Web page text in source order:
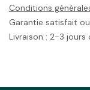
Conditions
Garantie satisfait
Livraison : 2-3 jours